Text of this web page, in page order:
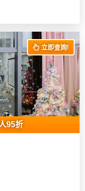
立即查詢!
95折